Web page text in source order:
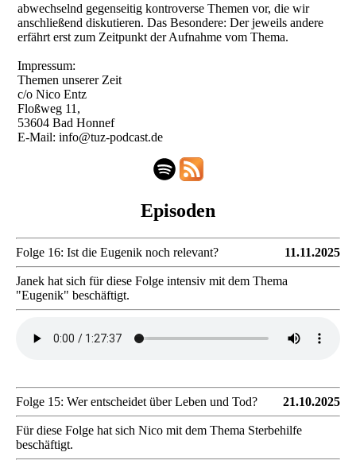
abwechselnd gegenseitig kontroverse Themen vor, die wir
anschließend diskutieren. Das Besondere: Der jeweils andere
erfährt erst zum Zeitpunkt der Aufnahme vom Thema.
Impressum:
Themen unserer Zeit
c/o Nico Entz
Floßweg 11,
53604 Bad Honnef
E-Mail: info@tuz-podcast.de
Episoden
Folge 16: Ist die Eugenik noch relevant? 11.11.2025
Janek hat sich für diese Folge intensiv mit dem Thema
"Eugenik" beschäftigt.
Folge 15: Wer entscheidet über Leben und Tod? 21.10.2025
Für diese Folge hat sich Nico mit dem Thema Sterbehilfe
beschäftigt.